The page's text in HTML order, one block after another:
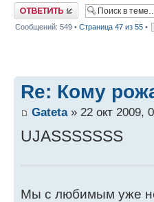
Ответить
Сообщений: 549 • Страница 47 из 55 •
Re: Кому
Gateta» 22 окт 2009,
UJASSSSSSS
Мы с любимым уже